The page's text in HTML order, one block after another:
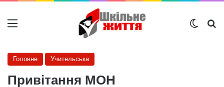
Меню
Головне Учительська
Привітання МОН